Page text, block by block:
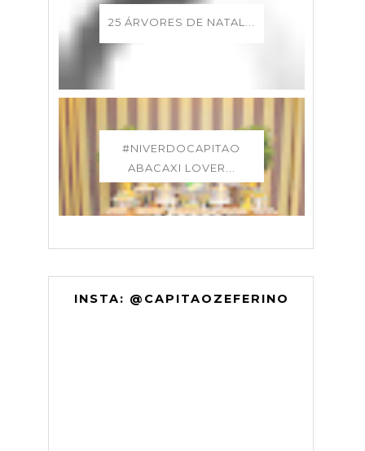
25 ÁRVORES DE NATAL...
#NIVERDOCAPITAO
ABACAXI LOVER...
INSTA: @CAPITAOZEFERINO